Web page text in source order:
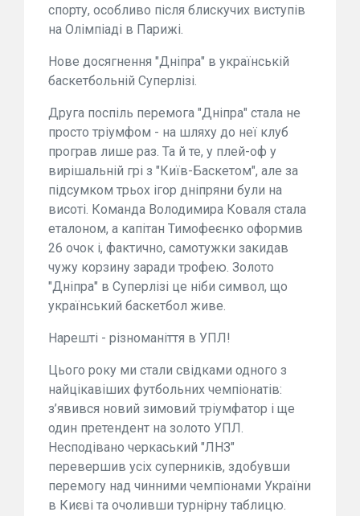
спорту, особливо після блискучих виступів
на Олімпіаді в Парижі.
Нове досягнення "Дніпра" в українській
баскетбольній Суперлізі.
Друга поспіль перемога "Дніпра" стала не
просто тріумфом - на шляху до неї клуб
програв лише раз. Та й те, у плей-оф у
вирішальній грі з "Київ-Баскетом", але за
підсумком трьох ігор дніпряни були на
висоті. Команда Володимира Коваля стала
еталоном, а капітан Тимофеєнко оформив
26 очок і, фактично, самотужки закидав
чужу корзину заради трофею. Золото
"Дніпра" в Суперлізі це ніби символ, що
український баскетбол живе.
Нарешті - різноманіття в УПЛ!
Цього року ми стали свідками одного з
найцікавіших футбольних чемпіонатів:
з’явився новий зимовий тріумфатор і ще
один претендент на золото УПЛ.
Несподівано черкаський "ЛНЗ"
перевершив усіх суперників, здобувши
перемогу над чинними чемпіонами України
в Києві та очоливши турнірну таблицю.